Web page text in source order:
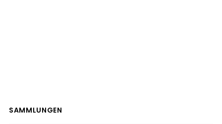
SAMMLUNGEN